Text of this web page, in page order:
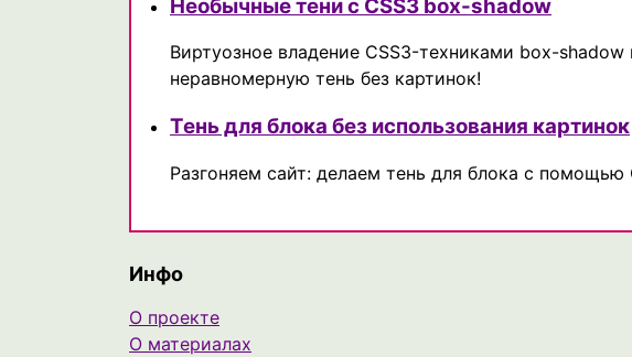
Необычные тени с CSS3 box-shadow
Виртуозное владение CSS3-техниками box-
неравномерную тень без картинок!
Тень для блока без использования картинок
Разгоняем сайт: делаем тень для блока с помощью
Инфо
О проекте
О материалах